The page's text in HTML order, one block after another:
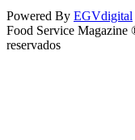
Powered By EGVdigital
Food Service Magazine
reservados